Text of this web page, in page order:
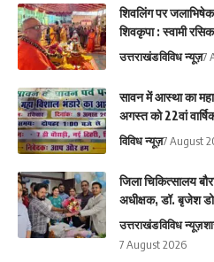
शिवलिंग पर
शिवकृपा : स्वामी
उत्तराखंडविविध न्यूज़7
सावन में आस्था का
अगस्त को 22वां
विविध न्यूज़7 August
जिला चिकित्सालय
अधीक्षक, डॉ. बृजेश
उत्तराखंडविविध न्यूज़
7 August 2026